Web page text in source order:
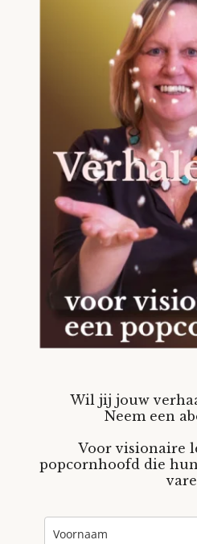
Wil jij jouw
Neem een
Voor visionaire
popcornhoofd die